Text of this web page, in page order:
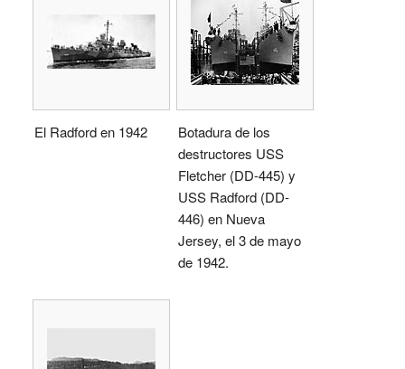
El Radford en 1942
Botadura de los
destructores USS
Fletcher (DD-445) y
USS Radford (DD-
446) en Nueva
Jersey, el 3 de mayo
de 1942.